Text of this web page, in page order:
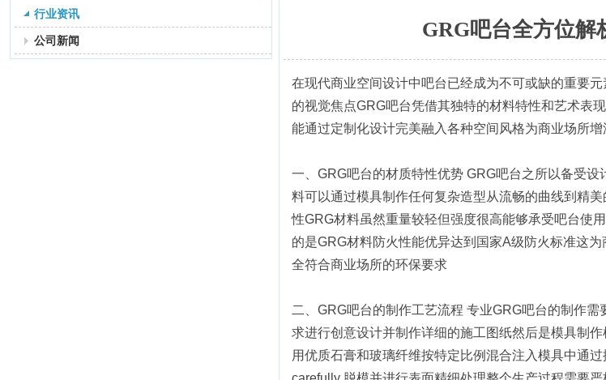
行业资讯
公司新闻 GRG吧台全方位解
在现代商业空间设计中吧台已经成为不可或缺的重要
的视觉焦点GRG吧台凭借其独特的材料特性和艺术表
能通过定制化设计完美融入各种空间风格为商业场所
一、GRG吧台的材质特性优势 GRG吧台之所以备受
料可以通过模具制作任何复杂造型从流畅的曲线到精
性GRG材料虽然重量较轻但强度很高能够承受吧台使
的是GRG材料防火性能优异达到国家A级防火标准这
全符合商业场所的环保要求
二、GRG吧台的制作工艺流程 专业GRG吧台的制作
求进行创意设计并制作详细的施工图纸然后是模具制
用优质石膏和玻璃纤维按特定比例混合注入模具中通